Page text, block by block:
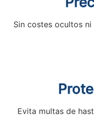
Sin costes ocultos
Evita multas de